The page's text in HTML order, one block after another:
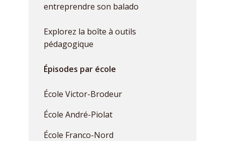
entreprendre son balado
Explorez la boîte à outils
pédagogique
Épisodes par école
École Victor-Brodeur
École André-Piolat
École Franco-Nord